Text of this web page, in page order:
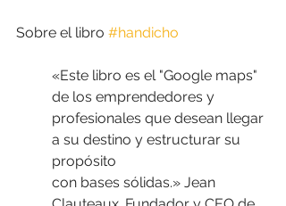
Sobre el libro #handicho
«Este libro es el "Google maps"
de los emprendedores y
profesionales que desean llegar
a su destino y estructurar su
propósito
con bases sólidas.» Jean